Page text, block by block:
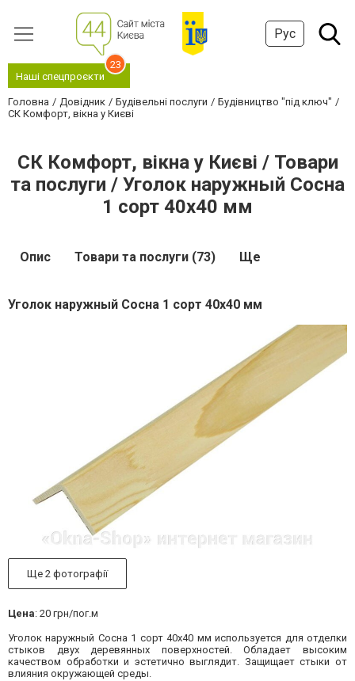
Рус
Наші спецпроєкти
23
Головна Довідник Будівельні послуги
Будівництво "під ключ"
СК Комфорт, вікна у Києві
СК Комфорт, вікна у Києві / Товари
та послуги / Уголок наружный Сосна
1 сорт 40х40 мм
Опис Товари та послуги (73) Ще
Уголок наружный Сосна 1 сорт 40х40 мм
Ще 2 фотографії
Цена: 20 грн/пог.м
Уголок наружный Сосна 1 сорт 40х40 мм используется для отделки
стыков двух деревянных поверхностей. Обладает высоким
качеством обработки и эстетично выглядит. Защищает стыки от
влияния окружающей среды.